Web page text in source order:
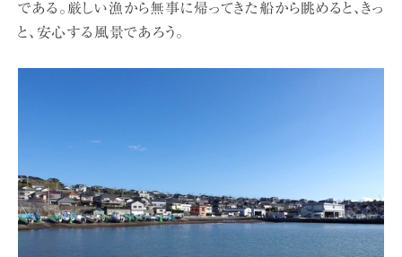
である。厳しい漁から無事に帰ってきた船から眺めると、きっ
と、安心する風景であろう。